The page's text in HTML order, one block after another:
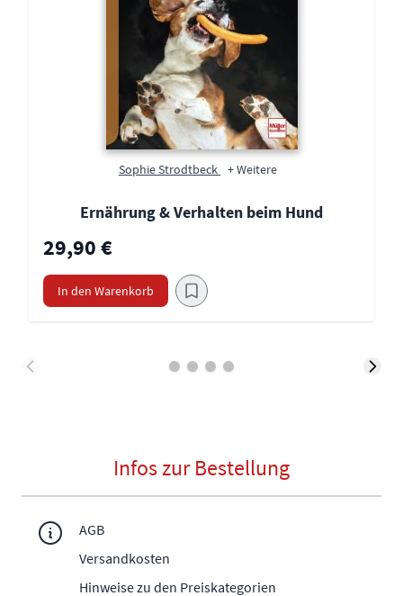
Sophie Strodtbeck + Weitere
Ernährung & Verhalten beim Hund
29,90 €
In den Warenkorb
Infos zur Bestellung
AGB
Versandkosten
Hinweise zu den Preiskategorien